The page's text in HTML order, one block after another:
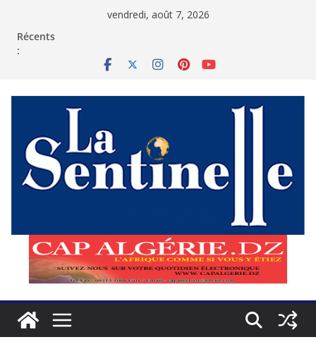
vendredi, août 7, 2026
Récents
: